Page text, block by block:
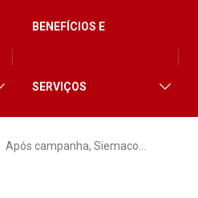
BENEFÍCIOS E
SERVIÇOS
Após campanha, Siemaco…